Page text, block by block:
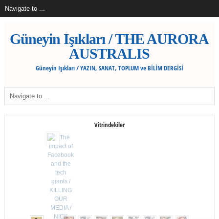
Güneyin Işıkları / THE AURORA
AUSTRALIS
Güneyin Işıkları / YAZIN, SANAT, TOPLUM ve BİLİM DERGİSİ
Vitrindekiler